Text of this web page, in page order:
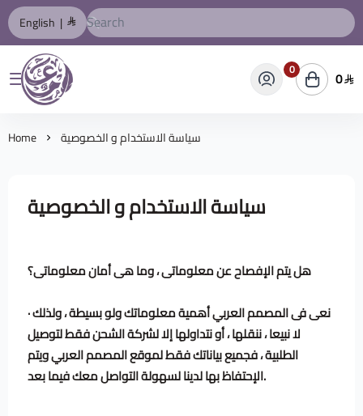
English |
المصمم العربي
0 0
Home سياسة الاستخدام و الخصوصية
سياسة الاستخدام و الخصوصية
هل يتم الإفصاح عن معلوماتى ، وما هى أمان معلوماتى؟
· نعى فى المصمم العربي أهمية معلوماتك ولو بسيطة ، ولذلك
لا نبيعا ، ننقلها ، أو نتداولها إلا لشركة الشحن فقط لتوصيل
الطلبية ، فجميع بياناتك فقط لموقع المصمم العربي ويتم
الإحتفاظ بها لدينا لسهولة التواصل معك فيما بعد.